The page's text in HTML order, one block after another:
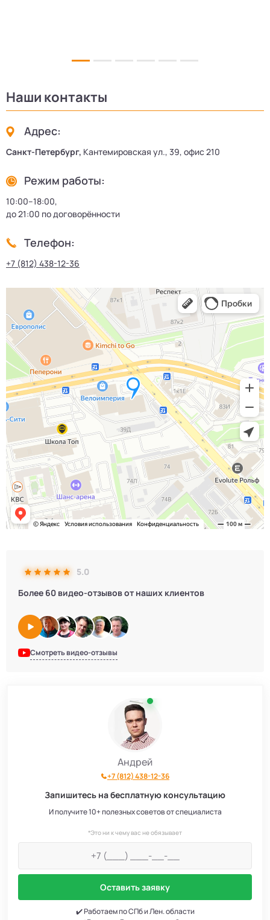
5.0
Более 60 видео-отзывов от наших клиентов
Смотреть видео-отзывы
Андрей
+7 (812) 438-12-36
Запишитесь на бесплатную консультацию
И получите 10+ полезных советов от специалиста
*Это ни к чему вас не обязывает
Оставить заявку
✔️ Работаем по СПб и Лен. области
Наши контакты
Адрес:
Санкт-Петербург, Кантемировская ул., 39, офис 210
Режим работы:
10:00–18:00,
до 21:00 по договорённости
Телефон:
+7 (812) 438-12-36